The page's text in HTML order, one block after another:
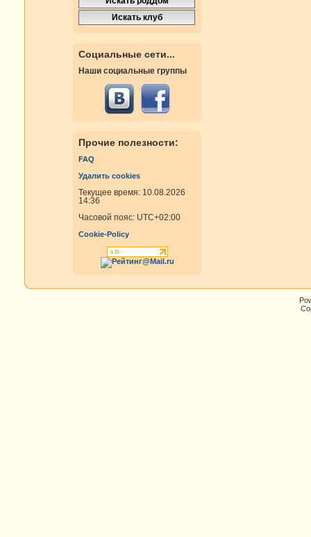
Социальные сети...
Наши социальные группы
Прочие полезности:
FAQ
Удалить cookies
Текущее время: 10.08.2026
14:36
Часовой пояс: UTC+02:00
Cookie-Policy